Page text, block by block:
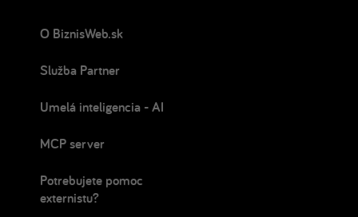
O BiznisWeb.sk
Služba Partner
Umelá inteligencia - AI
MCP server
Potrebujete pomoc
externistu?